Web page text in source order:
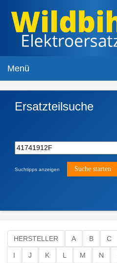
Menü
Ersatzteilsuche
Suchtipps anzeigen
HERSTELLER A B C
I J K L M N